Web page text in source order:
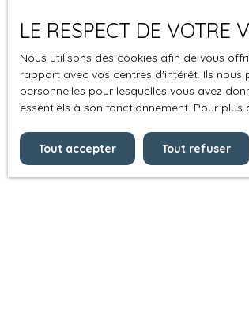
LE RESPECT DE VOTRE
Nous utilisons des cookies afin de vous
rapport avec vos centres d'intérêt. Ils
personnelles pour lesquelles vous avez
essentiels à son fonctionnement. Pour
Tout accepter Tout refuser